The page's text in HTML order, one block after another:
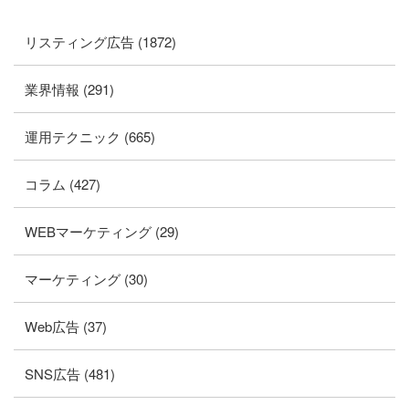
リスティング広告 (1872)
業界情報 (291)
運用テクニック (665)
コラム (427)
WEBマーケティング (29)
マーケティング (30)
Web広告 (37)
SNS広告 (481)